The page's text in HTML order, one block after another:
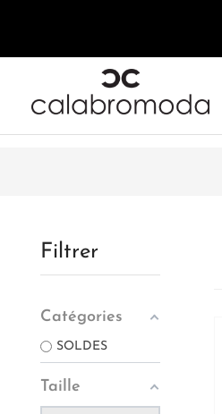
Filtrer
Catégories
SOLDES
Taille